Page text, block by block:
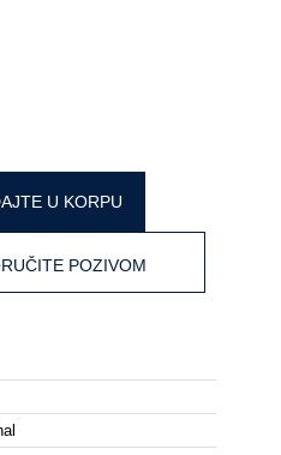
količina
U KORPU
POZIVOM